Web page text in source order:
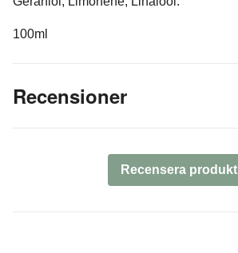
100ml
Recensioner
Recensera produkt